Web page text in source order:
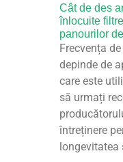
Cât de des
înlocuite
panourilor
Frecvența
depinde de
care este
să urmați
întreținere
longevitatea